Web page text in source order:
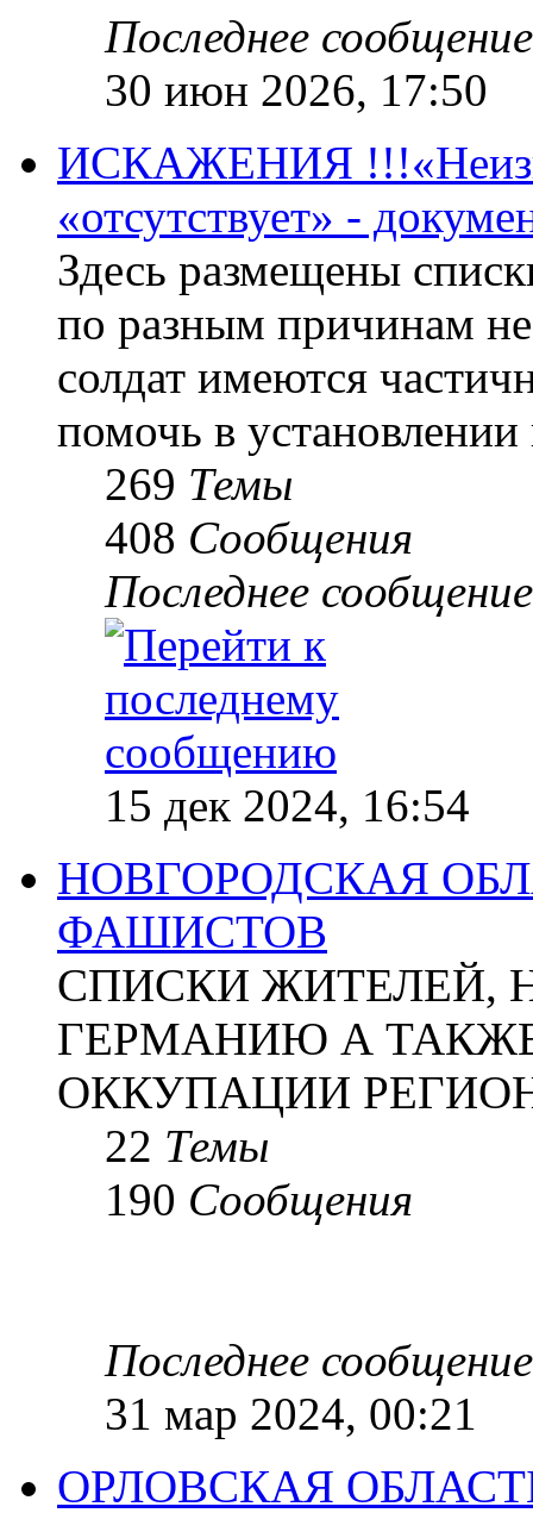
Последнее сообщение
30 июн 2026, 17:50
ИСКАЖЕНИЯ
«отсутствует» -
Здесь размещены
по разным причинам
солдат имеются
помочь в
269 Темы
408 Сообщения
Последнее сообщение
15 дек 2024, 16:54
НОВГОРОДСКАЯ
ФАШИСТОВ
СПИСКИ ЖИТЕЛЕЙ,
ГЕРМАНИЮ А
ОККУПАЦИИ
22 Темы
190 Сообщения
Последнее сообщение
31 мар 2024, 00:21
ОРЛОВСКАЯ